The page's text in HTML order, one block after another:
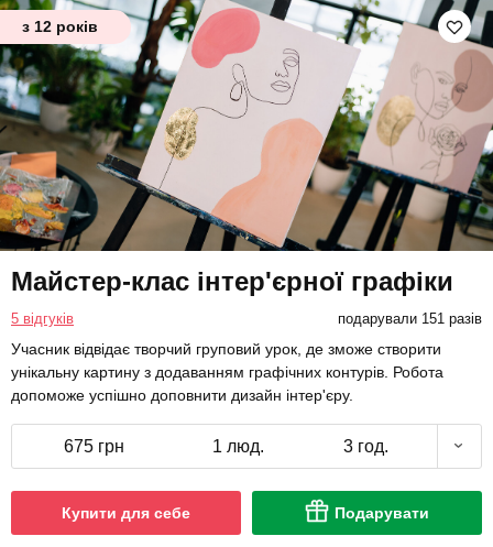
з 12 років
Майстер-клас інтер'єрної графіки
5 відгуків подарували 151 разів
Учасник відвідає творчий груповий урок, де зможе створити
унікальну картину з додаванням графічних контурів. Робота
допоможе успішно доповнити дизайн інтер'єру.
675 грн 1 люд. 3 год.
Купити для себе Подарувати